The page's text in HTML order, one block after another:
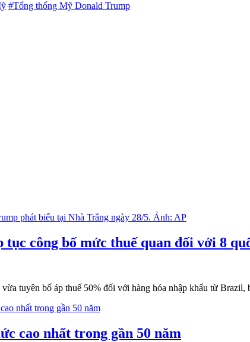
#Tổng thống Mỹ Donald Trump
công bố mức thuế quan đối với 8
tuyên bố áp thuế 50% đối với hàng hóa nhập khẩu từ Brazil,
cao nhất trong gần 50 năm